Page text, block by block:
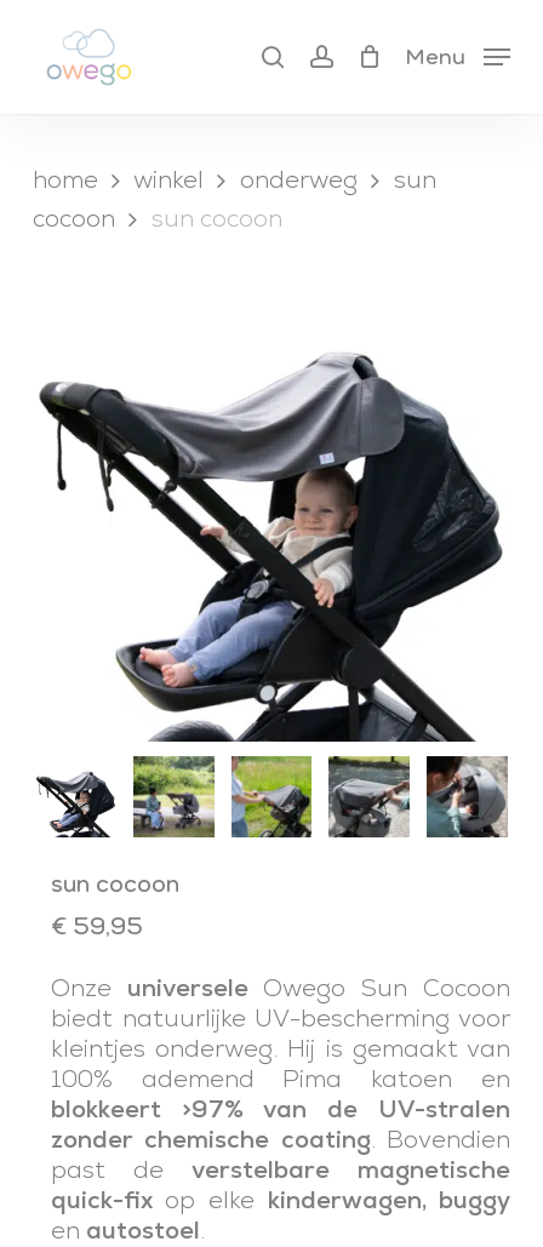
main
searchaccountMenu
cart close
cart
home winkel onderweg
sun
cocoon
sun cocoon
sun cocoon
€59,95
Onze universeleOwego Sun Cocoon
biedt natuurlijke UV-bescherming voor
kleintjes onderweg. Hij is gemaakt van
100% ademend Pima katoen en
blokkeert >97% van de UV-stralen
zonder chemische coating. Bovendien
past de verstelbare magnetische
quick-fixop elke kinderwagen, buggy
en autostoel.